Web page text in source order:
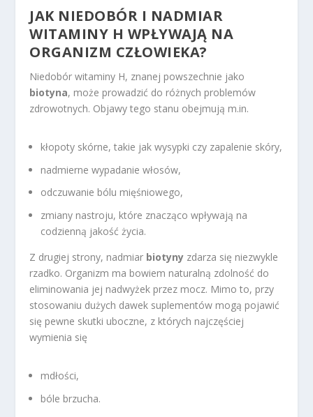
JAK NIEDOBÓR I NADMIAR
WITAMINY H WPŁYWAJĄ NA
ORGANIZM CZŁOWIEKA?
Niedobór witaminy H, znanej powszechnie jako
biotyna, może prowadzić do różnych problemów
zdrowotnych. Objawy tego stanu obejmują m.in.
kłopoty skórne, takie jak wysypki czy zapalenie skóry,
nadmierne wypadanie włosów,
odczuwanie bólu mięśniowego,
zmiany nastroju, które znacząco wpływają na
codzienną jakość życia.
Z drugiej strony, nadmiar biotyny zdarza się niezwykle
rzadko. Organizm ma bowiem naturalną zdolność do
eliminowania jej nadwyżek przez mocz. Mimo to, przy
stosowaniu dużych dawek suplementów mogą pojawić
się pewne skutki uboczne, z których najczęściej
wymienia się
mdłości,
bóle brzucha.